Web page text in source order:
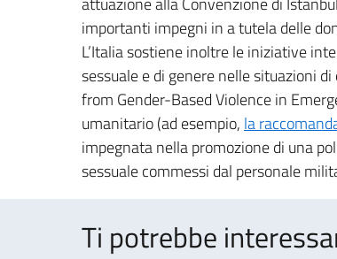
importanti impegni in a tutela delle
L’Italia sostiene inoltre le iniziative
sessuale e di genere nelle situazioni
from Gender-Based Violence in
umanitario (ad esempio, la
impegnata nella promozione di una
sessuale commessi dal personale
Ti potrebbe